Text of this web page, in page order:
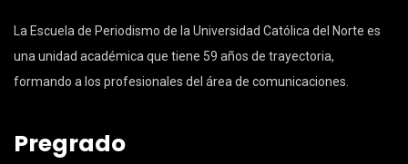
La Escuela de Periodismo de la Universidad Católica del Norte es
una unidad académica que tiene 59 años de trayectoria,
formando a los profesionales del área de comunicaciones.
Pregrado